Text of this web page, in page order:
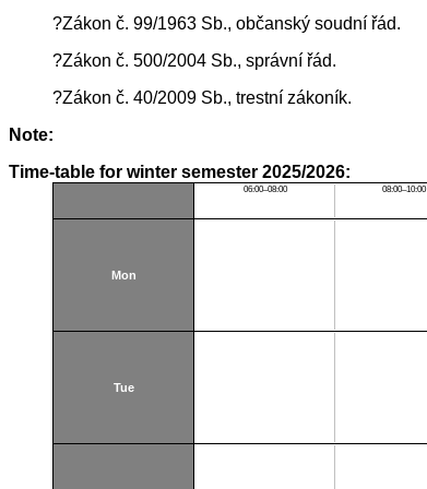
?Zákon č. 99/1963 Sb., občanský soudní řád.
?Zákon č. 500/2004 Sb., správní řád.
?Zákon č. 40/2009 Sb., trestní zákoník.
Note:
Time-table for winter semester 2025/2026:
06:00–08:00 08:00–10:00
Mon
Tue